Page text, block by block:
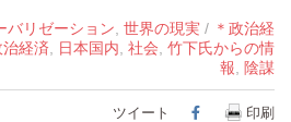
バリゼーション 世界の現実 / ＊政治経
治経済 日本国内 社会 竹下氏からの情
報
陰謀
ツイート Facebook
印刷